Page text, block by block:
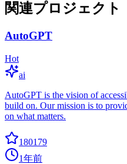
関連プロジェクト
AutoGPT
Hot
ai
AutoGPT is the vision of
build on. Our mission is to
on what matters.
180179
1年前